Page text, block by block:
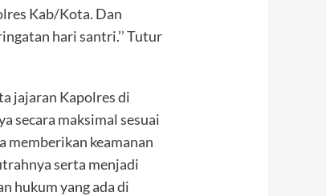
Kab/Kota. Dan
hari santri.’’ Tutur
jajaran Kapolres di
secara maksimal sesuai
memberikan keamanan
serta menjadi
hukum yang ada di